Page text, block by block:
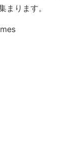
まります。